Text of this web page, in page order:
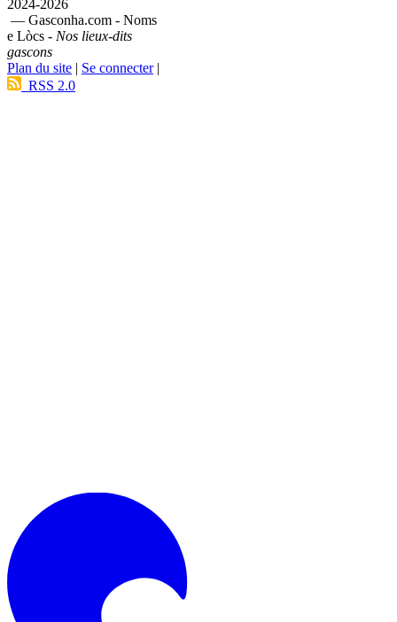
2024-2026
— Gasconha.com - Noms
e Lòcs - Nos lieux-dits
gascons
Plan du site | Se connecter|
RSS 2.0